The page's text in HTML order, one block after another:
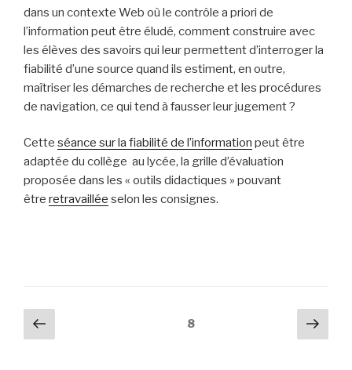
dans un contexte Web où le contrôle a priori de
l’information peut être éludé, comment construire avec
les élèves des savoirs qui leur permettent d’interroger la
fiabilité d’une source quand ils estiment, en outre,
maîtriser les démarches de recherche et les procédures
de navigation, ce qui tend à fausser leur jugement ?
Cette séance sur la fiabilité de l’information peut être
adaptée du collège au lycée, la grille d’évaluation
proposée dans les « outils didactiques » pouvant
être retravaillée selon les consignes.
Pagination
des
Page
précédente
8